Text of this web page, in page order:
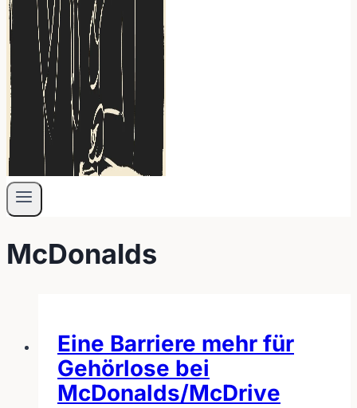
McDonalds
Eine Barriere mehr für
Gehörlose bei
McDonalds/McDrive